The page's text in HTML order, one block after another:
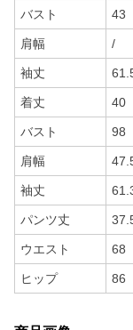
バスト 43
肩幅 /
袖丈
着丈 40
バスト 98
肩幅
袖丈
パンツ丈
ウエスト 68
ヒップ 86